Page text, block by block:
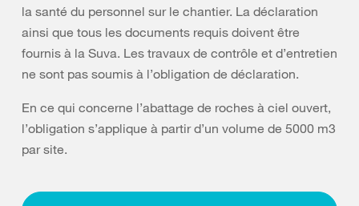
la santé du personnel sur le chantier. La déclaration
ainsi que tous les documents requis doivent être
fournis à la Suva. Les travaux de contrôle et d’entretien
ne sont pas soumis à l’obligation de déclaration.
En ce qui concerne l’abattage de roches à ciel ouvert,
l’obligation s’applique à partir d’un volume de 5000 m3
par site.